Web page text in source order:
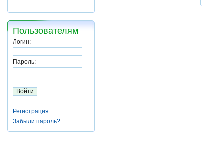
Пользователям
Логин:
Пароль:
Регистрация
Забыли пароль?